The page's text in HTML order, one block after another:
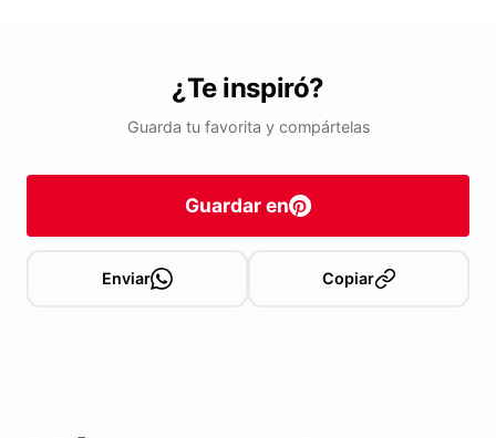
¿Te inspiró?
Guarda tu favorita y compártelas
Guardar en
Enviar Copiar